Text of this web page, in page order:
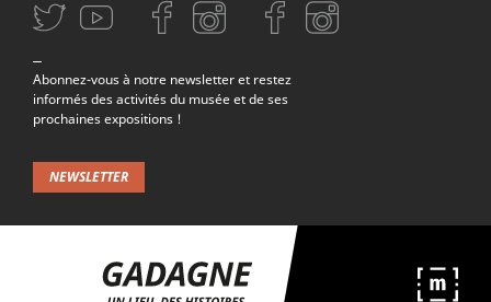
Patrimoine et moi - école Mazenod 2018/2019
Aller sur la page Twitter (nouvelle fenetre)
Aller sur la page Youtube (nouvelle fenetre)
Aller sur la page Facebook (nouvelle fenetre)
Aller sur la page Instagram (nouvelle fenetre)
Aller sur la page Facebook (nouvelle
Aller sur la page Instagram
Abonnez-vous à notre newsletter et restez
informés des activités du musée et de ses
prochaines expositions !
NEWSLETTER